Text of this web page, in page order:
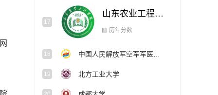
17
山东农业工程学院
历年分数
18
19 北方工业大学